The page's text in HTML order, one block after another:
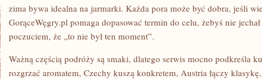
zima bywa idealna na jarmarki. Każda pora może być dobra, jeśli
GorąceWęgry.pl pomaga dopasować termin do celu, żebyś nie
poczuciem, że „to nie był ten moment”.
Ważną częścią podróży są smaki, dlatego serwis mocno podkreśla
rozgrzać aromatem, Czechy kuszą konkretem, Austria łączy